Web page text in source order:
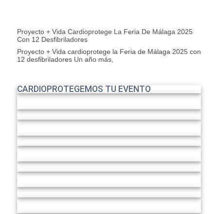
Proyecto + Vida Cardioprotege La Feria De Málaga 2025
Con 12 Desfibriladores
Proyecto + Vida cardioprotege la Feria de Málaga 2025 con
12 desfibriladores Un año más,
CARDIOPROTEGEMOS TU EVENTO